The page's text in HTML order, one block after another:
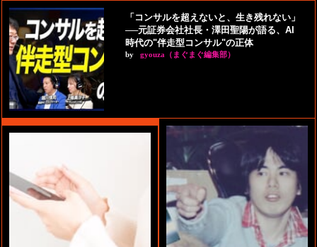
「コンサルを超えないと、生き残れない」
──元証券会社社長・澤田聖陽が語る、AI
時代の"伴走型コンサル"の正体
by gyouza（まぐまぐ編集部）